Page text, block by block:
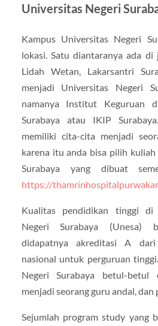
Universitas Negeri
Kampus Universitas Negeri
lokasi. Satu diantaranya ada di
Lidah Wetan, Lakarsantri
menjadi Universitas Negeri
namanya Institut Keguruan
Surabaya atau IKIP
memiliki cita-cita menjadi
karena itu anda bisa pilih
Surabaya yang dibuat
https://
Kualitas pendidikan tinggi di
Negeri Surabaya (Unesa)
didapatnya akreditasi A dari
nasional untuk perguruan
Negeri Surabaya betul-betul
menjadi seorang guru andal, dan
Sejumlah program study yang